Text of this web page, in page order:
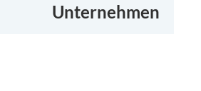
Unternehmen